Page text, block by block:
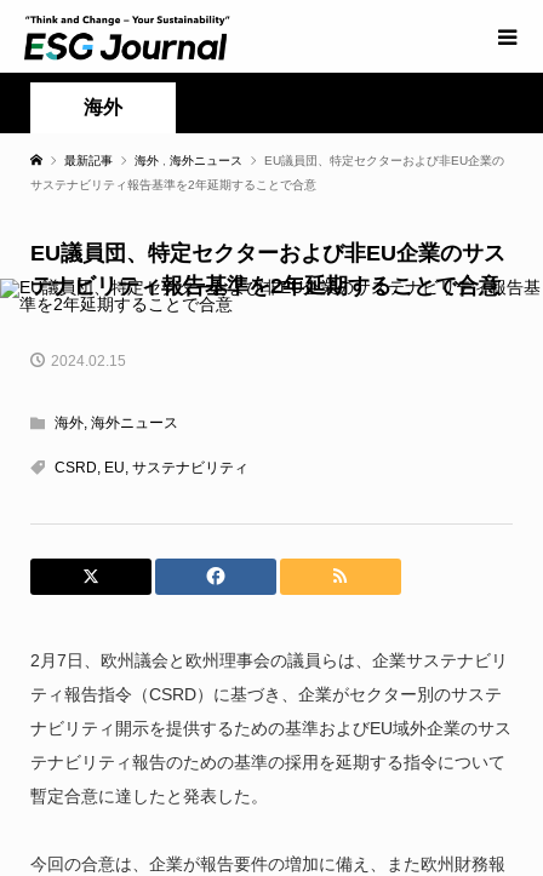
海外
最新記事 海外 海外ニュース
EU議員団、特定セクターおよび非EU企業の
サステナビリティ報告基準を2年延期することで合意
EU議員団、特定セクターおよび非EU企業のサス
テナビリティ報告基準を2年延期することで合意
2024.02.15
海外, 海外ニュース
CSRD, EU, サステナビリティ
2月7日、欧州議会と欧州理事会の議員らは、企業サステナビリ
ティ報告指令（CSRD）に基づき、企業がセクター別のサステ
ナビリティ開示を提供するための基準およびEU域外企業のサス
テナビリティ報告のための基準の採用を延期する指令について
暫定合意に達したと発表した。
今回の合意は、企業が報告要件の増加に備え、また欧州財務報